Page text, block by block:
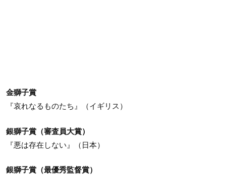
金獅子賞
『哀れなるものたち』（イギリス）
銀獅子賞（審査員大賞）
『悪は存在しない』（日本）
銀獅子賞（最優秀監督賞）